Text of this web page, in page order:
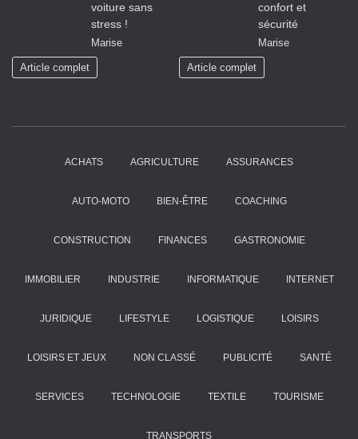
voiture sans
stress !
Marise
Article complet
confort et
sécurité
Marise
Article complet
ACHATS AGRICULTURE ASSURANCES
AUTO-MOTO BIEN-ÊTRE COACHING
CONSTRUCTION FINANCES GASTRONOMIE
IMMOBILIER INDUSTRIE INFORMATIQUE INTERNET
JURIDIQUE LIFESTYLE LOGISTIQUE LOISIRS
LOISIRS ET JEUX NON CLASSÉ PUBLICITÉ SANTÉ
SERVICES TECHNOLOGIE TEXTILE TOURISME
TRANSPORTS